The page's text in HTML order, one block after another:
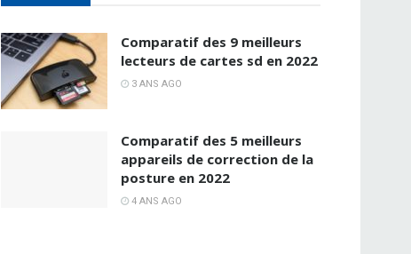
Comparatif des 9 meilleurs
lecteurs de cartes sd en 2022
3 ANS AGO
Comparatif des 5 meilleurs
appareils de correction de la
posture en 2022
4 ANS AGO